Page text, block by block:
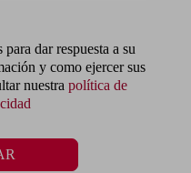
para dar respuesta a su
y como ejercer sus
nuestra política de